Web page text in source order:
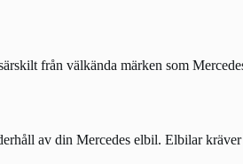
från välkända märken som
av din Mercedes elbil. Elbilar